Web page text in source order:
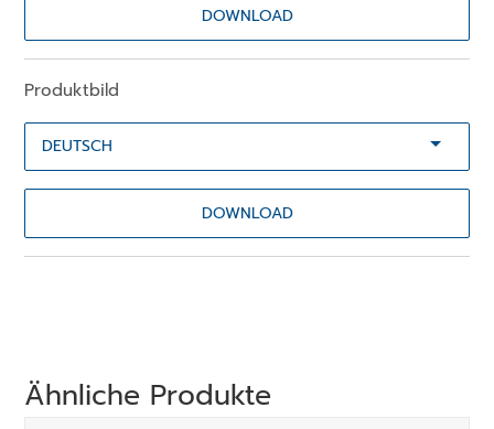
DOWNLOAD
Produktbild
DOWNLOAD
Ähnliche Produkte